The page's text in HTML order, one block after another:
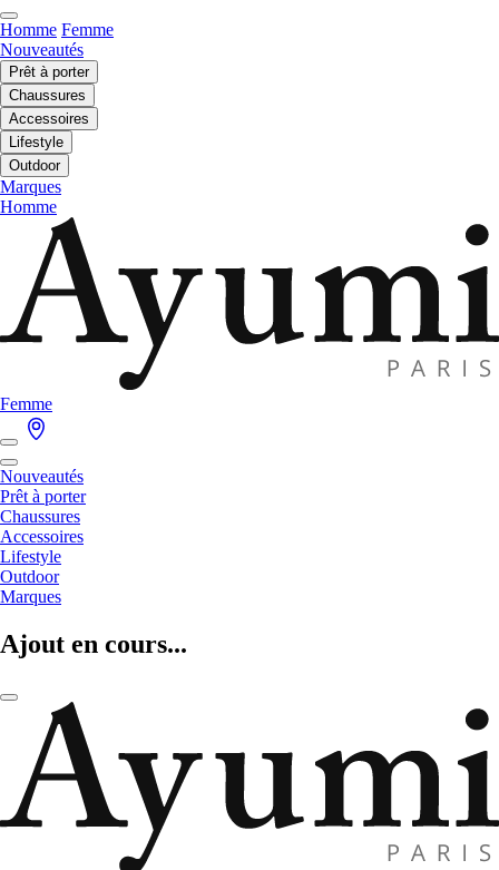
Homme Femme
Nouveautés
Prêt à porter
Chaussures
Accessoires
Lifestyle
Outdoor
Marques
Homme
Femme
Nouveautés
Prêt à porter
Chaussures
Accessoires
Lifestyle
Outdoor
Marques
Ajout en cours...